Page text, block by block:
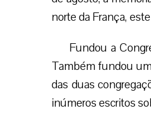
norte da França,
Fundou a
Também fundou
das duas
inúmeros escritos